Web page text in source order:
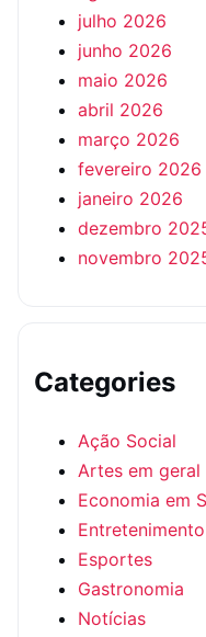
julho 2026
junho 2026
maio 2026
abril 2026
março 2026
fevereiro 2026
janeiro 2026
dezembro
novembro
Categories
Ação Social
Artes em geral
Economia em
Esportes
Gastronomia
Notícias